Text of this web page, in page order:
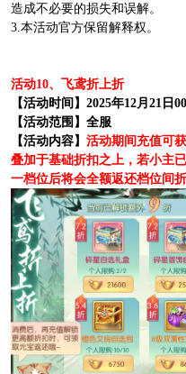
造成不必要的损失和误解。
3.本活动官方保留解释权。
活动10、飞鸢折上折
【活动时间】2025年12月21日
【活动范围】全服
【活动内容】 活动期间充值可
叠加于基础折扣之上，若小主
一档位后将会全额返还档位间